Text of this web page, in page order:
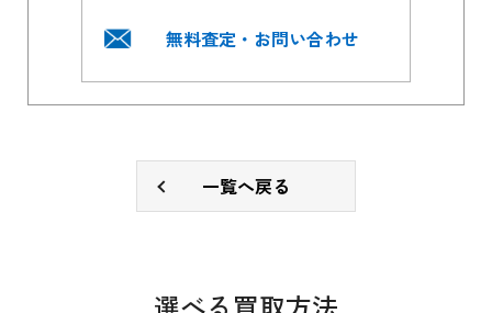
無料査定・お問い合わせ
一覧へ戻る